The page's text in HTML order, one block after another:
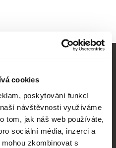
cookies
poskytování funkcí
návštěvnosti využíváme
tom, jak náš web používáte,
sociální média, inzerci a
zkombinovat s
kino
filmy
týden